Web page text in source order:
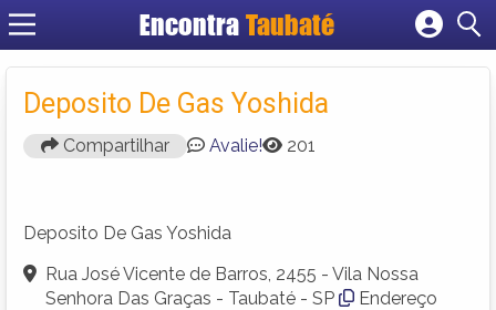
EncontraTaubaté
Cadastrar empresa
Criar conta
Deposito De Gas Yoshida
Compartilhar Avalie! 201
Deposito De Gas Yoshida
Rua José Vicente de Barros, 2455 - Vila Nossa
Senhora Das Graças - Taubaté - SP
Endereço